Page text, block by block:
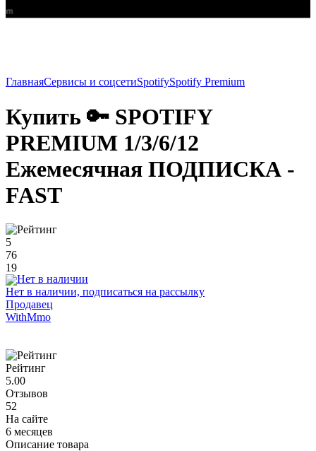
ГлавнаяСервисы и соцсетиSpotifySpotify Premium
Купить 🔑 SPOTIFY
PREMIUM 1/3/6/12
Ежемесячная ПОДПИСКА -
FAST
5
76
19
Нет в наличии, подписаться на рассылку
Продавец
WithMmo
Рейтинг
5.00
Отзывов
52
На сайте
6 месяцев
Описание товара